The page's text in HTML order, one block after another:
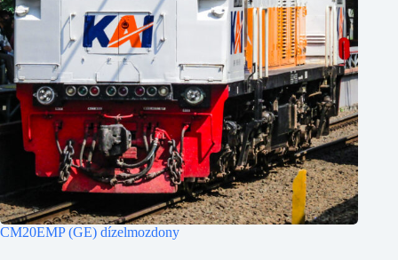
CM20EMP (GE) dízelmozdony